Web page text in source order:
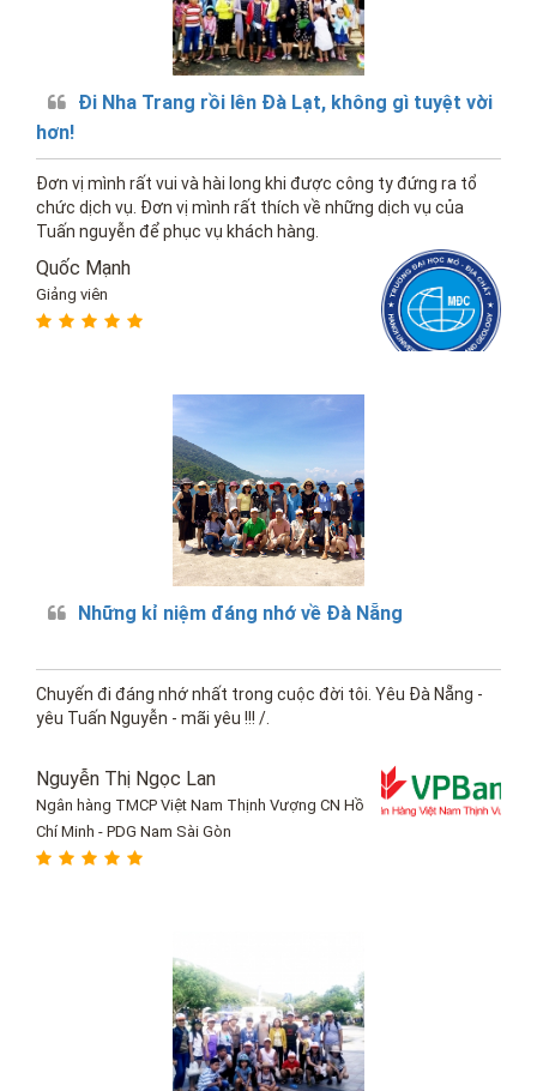
Đi Nha Trang rồi lên Đà Lạt, không gì tuyệt vời
hơn!
Đơn vị mình rất vui và hài long khi được công ty đứng ra tổ
chức dịch vụ. Đơn vị mình rất thích về những dịch vụ của
Tuấn nguyễn để phục vụ khách hàng.
Quốc Mạnh
Giảng viên
Những kỉ niệm đáng nhớ về Đà Nẵng
Chuyến đi đáng nhớ nhất trong cuộc đời tôi. Yêu Đà Nẵng -
yêu Tuấn Nguyễn - mãi yêu !!! /.
Nguyễn Thị Ngọc Lan
Ngân hàng TMCP Việt Nam Thịnh Vượng CN Hồ
Chí Minh - PDG Nam Sài Gòn